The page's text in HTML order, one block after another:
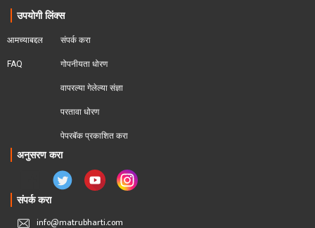
उपयोगी लिंक्स
आमच्याबद्दल
FAQ
संपर्क करा
गोपनीयता धोरण
वापरल्या गेलेल्या संज्ञा
परतावा धोरण
पेपरबॅक प्रकाशित करा
अनुसरण करा
संपर्क करा
info@matrubharti.com